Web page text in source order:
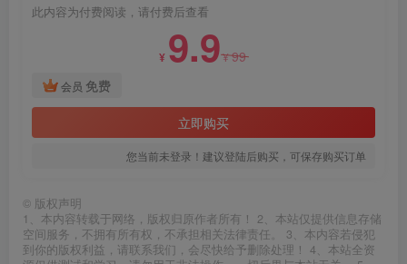
此内容为付费阅读，请付费后查看
¥ 9.9¥99
会员 免费
立即购买
您当前未登录！建议登陆后购买，可保存购买订单
© 版权声明
1、本内容转载于网络，版权归原作者所有！ 2、本站仅提供信息存储
空间服务，不拥有所有权，不承担相关法律责任。 3、本内容若侵犯
到你的版权利益，请联系我们，会尽快给予删除处理！ 4、本站全资